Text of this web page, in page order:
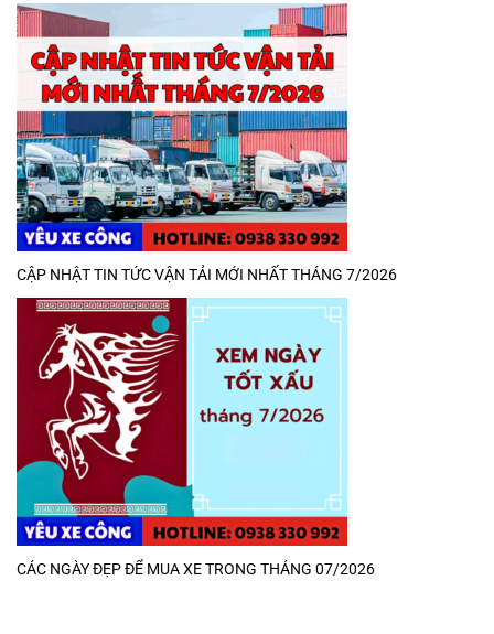
CẬP NHẬT TIN TỨC VẬN TẢI MỚI NHẤT THÁNG 7/2026
CÁC NGÀY ĐẸP ĐỂ MUA XE TRONG THÁNG 07/2026